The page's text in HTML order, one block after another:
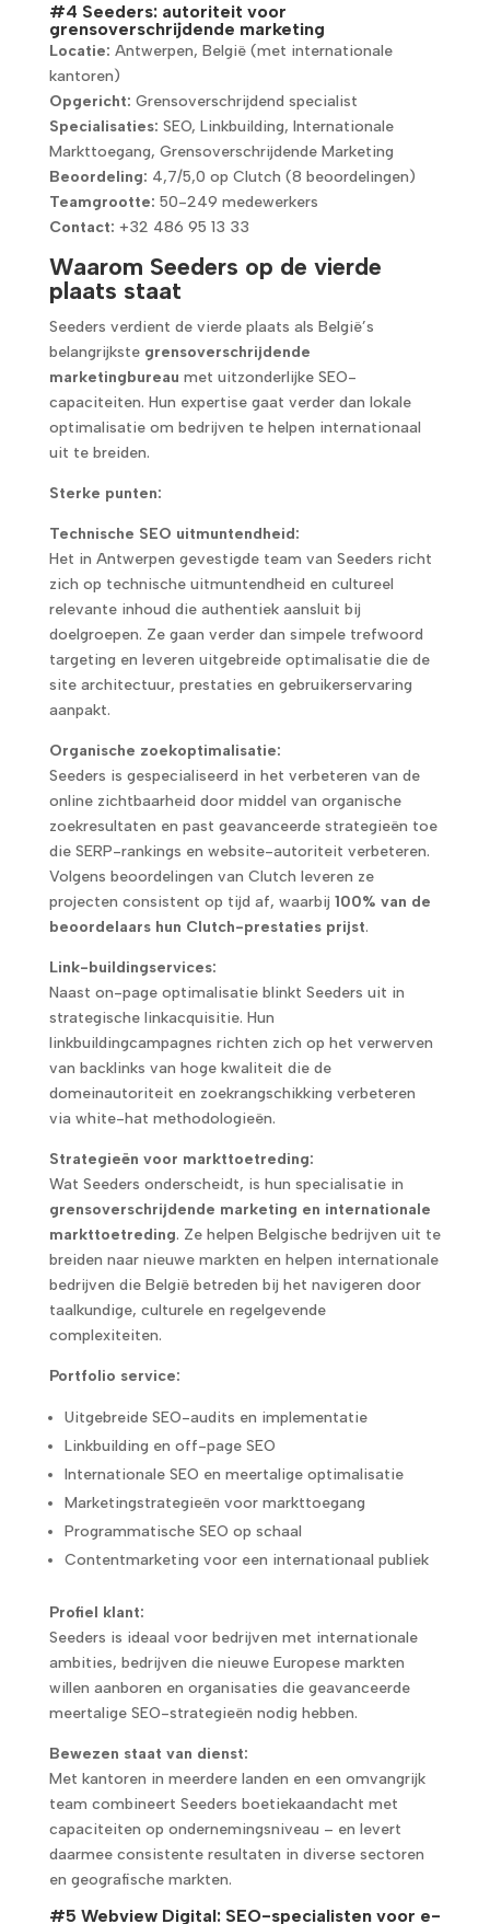
#4 Seeders: autoriteit voor
grensoverschrijdende marketing
Locatie: Antwerpen, België (met internationale
kantoren)
Opgericht: Grensoverschrijdend specialist
Specialisaties: SEO, Linkbuilding, Internationale
Markttoegang, Grensoverschrijdende Marketing
Beoordeling: 4,7/5,0 op Clutch (8 beoordelingen)
Teamgrootte: 50-249 medewerkers
Contact: +32 486 95 13 33
Waarom Seeders op de vierde
plaats staat
Seeders verdient de vierde plaats als België’s
belangrijkste grensoverschrijdende
marketingbureau met uitzonderlijke SEO-
capaciteiten. Hun expertise gaat verder dan lokale
optimalisatie om bedrijven te helpen internationaal
uit te breiden.
Sterke punten:
Technische SEO uitmuntendheid:
Het in Antwerpen gevestigde team van Seeders richt
zich op technische uitmuntendheid en cultureel
relevante inhoud die authentiek aansluit bij
doelgroepen. Ze gaan verder dan simpele trefwoord
targeting en leveren uitgebreide optimalisatie die de
site architectuur, prestaties en gebruikerservaring
aanpakt.
Organische zoekoptimalisatie:
Seeders is gespecialiseerd in het verbeteren van de
online zichtbaarheid door middel van organische
zoekresultaten en past geavanceerde strategieën toe
die SERP-rankings en website-autoriteit verbeteren.
Volgens beoordelingen van Clutch leveren ze
projecten consistent op tijd af, waarbij 100% van de
beoordelaars hun Clutch-prestaties prijst.
Link-buildingservices:
Naast on-page optimalisatie blinkt Seeders uit in
strategische linkacquisitie. Hun
linkbuildingcampagnes richten zich op het verwerven
van backlinks van hoge kwaliteit die de
domeinautoriteit en zoekrangschikking verbeteren
via white-hat methodologieën.
Strategieën voor markttoetreding:
Wat Seeders onderscheidt, is hun specialisatie in
grensoverschrijdende marketing en internationale
markttoetreding. Ze helpen Belgische bedrijven uit te
breiden naar nieuwe markten en helpen internationale
bedrijven die België betreden bij het navigeren door
taalkundige, culturele en regelgevende
complexiteiten.
Portfolio service:
Uitgebreide SEO-audits en implementatie
Linkbuilding en off-page SEO
Internationale SEO en meertalige optimalisatie
Marketingstrategieën voor markttoegang
Programmatische SEO op schaal
Contentmarketing voor een internationaal publiek
Profiel klant:
Seeders is ideaal voor bedrijven met internationale
ambities, bedrijven die nieuwe Europese markten
willen aanboren en organisaties die geavanceerde
meertalige SEO-strategieën nodig hebben.
Bewezen staat van dienst:
Met kantoren in meerdere landen en een omvangrijk
team combineert Seeders boetiekaandacht met
capaciteiten op ondernemingsniveau – en levert
daarmee consistente resultaten in diverse sectoren
en geografische markten.
#5 Webview Digital: SEO-specialisten voor e-